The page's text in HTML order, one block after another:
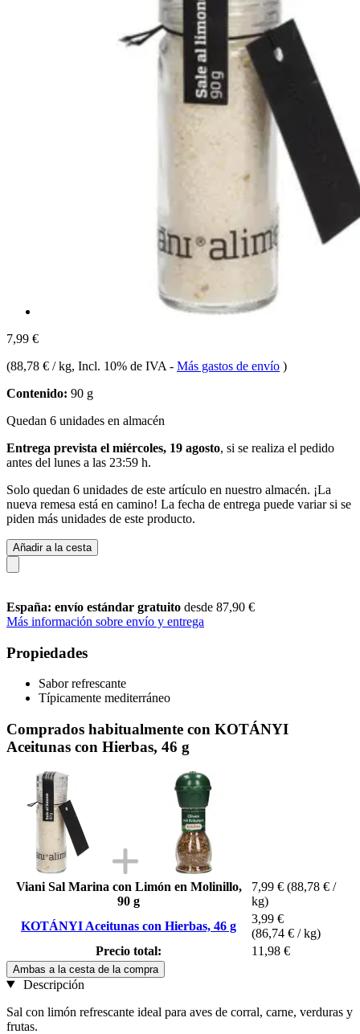
7,99 €
(88,78 € / kg, Incl. 10% de IVA - Más gastos de envío )
Contenido: 90 g
Quedan 6 unidades en almacén
Entrega prevista el miércoles, 19 agosto, si se realiza el pedido
antes del lunes a las 23:59 h.
Solo quedan 6 unidades de este artículo en nuestro almacén. ¡La
nueva remesa está en camino! La fecha de entrega puede variar si se
piden más unidades de este producto.
Añadir a la cesta
España: envío estándar gratuito desde 87,90 €
Más información sobre envío y entrega
Propiedades
Sabor refrescante
Típicamente mediterráneo
Comprados habitualmente con KOTÁNYI
Aceitunas con Hierbas, 46 g
Viani Sal Marina con Limón en Molinillo,
90 g
7,99 € (88,78 € /
kg)
KOTÁNYI Aceitunas con Hierbas, 46 g
3,99 €
(86,74 € / kg)
Precio total:
11,98 €
Ambas a la cesta de la compra
Descripción
Sal con limón refrescante ideal para aves de corral, carne, verduras y
frutas.